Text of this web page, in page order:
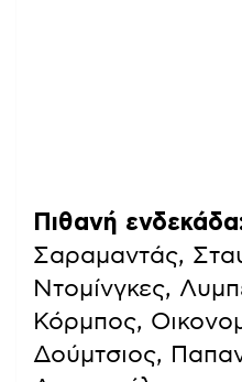
Πιθανή
Σαραμαντάς,
Ντομίνγκες,
Κόρμπος,
Δούμτσιος,